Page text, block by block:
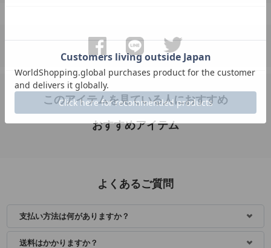
このアイテムを見ている人におすすめ
おすすめアイテム
よくあるご質問
支払い方法は何がありますか？
送料はかかりますか？